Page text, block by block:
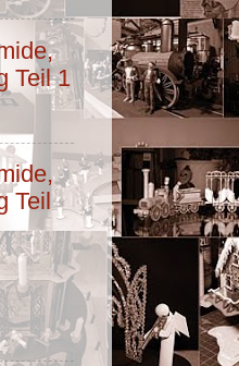
Teil 1
Teil